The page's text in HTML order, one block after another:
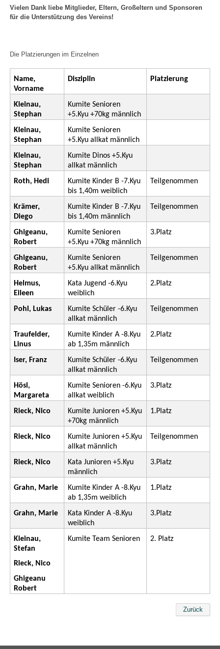
Vielen Dank liebe Mitglieder, Eltern, Großeltern und Sponsoren
für die Unterstützung des Vereins!
Die Platzierungen im Einzelnen
Name,
Vorname
Disziplin Platzierung
Kleinau,
Stephan
Kumite Senioren
+5.Kyu +70kg männlich
Kleinau,
Stephan
Kumite Senioren
+5.Kyu allkat männlich
Kleinau,
Stephan
Kumite Dinos +5.Kyu
allkat männlich
Roth, Hedi
Kumite Kinder B -7.Kyu
bis 1,40m weiblich
Teilgenommen
Krämer,
Diego
Kumite Kinder B -7.Kyu
bis 1,40m männlich
Teilgenommen
Ghigeanu,
Robert
Kumite Senioren
+5.Kyu +70kg männlich
3.Platz
Ghigeanu,
Robert
Kumite Senioren
+5.Kyu allkat männlich
Teilgenommen
Helmus,
Eileen
Kata Jugend -6.Kyu
weiblich
2.Platz
Pohl, Lukas
Kumite Schüler -6.Kyu
allkat männlich
Teilgenommen
Traufelder,
Linus
Kumite Kinder A -8.Kyu
ab 1,35m männlich
2.Platz
Iser, Franz
Kumite Schüler -6.Kyu
allkat männlich
Teilgenommen
Hösl,
Margareta
Kumite Senioren -6.Kyu
allkat weiblich
3.Platz
Rieck, Nico
Kumite Junioren +5.Kyu
+70kg männlich
1.Platz
Rieck, Nico
Kumite Junioren +5.Kyu
allkat männlich
Teilgenommen
Rieck, Nico
Kata Junioren +5.Kyu
männlich
3.Platz
Grahn, Marie
Kumite Kinder A -8.Kyu
ab 1,35m weiblich
1.Platz
Grahn, Marie
Kata Kinder A -8.Kyu
weiblich
3.Platz
Kleinau,
Stefan
Rieck, Nico
Ghigeanu
Robert
Kumite Team Senioren 2. Platz
Zurück